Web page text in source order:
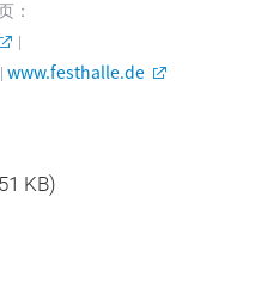
：
|
| www.festhalle.de
KB)